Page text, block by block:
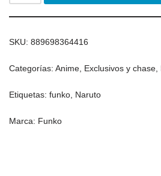
SKU: 889698364416
Categorías: Anime Exclusivos y chase
Etiquetas: funko Naruto
Marca: Funko